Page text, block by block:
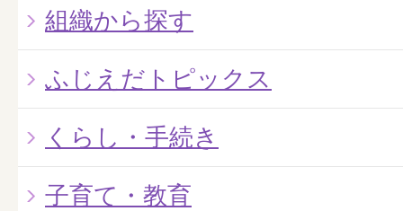
組織から探す
ふじえだトピックス
くらし・手続き
子育て・教育